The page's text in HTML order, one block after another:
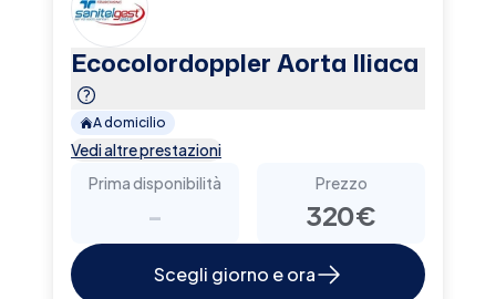
Ecocolordoppler Aorta Iliaca
A domicilio
Vedi altre prestazioni
Prima disponibilità
-
Prezzo
320€
Scegli giorno e ora